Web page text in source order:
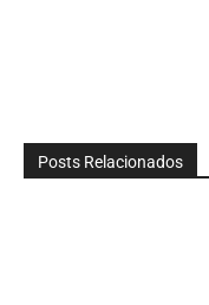
Posts Relacionados